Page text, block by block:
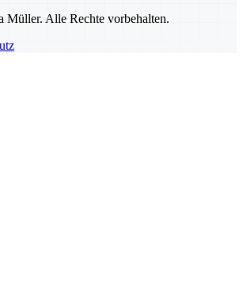
Müller. Alle Rechte vorbehalten.